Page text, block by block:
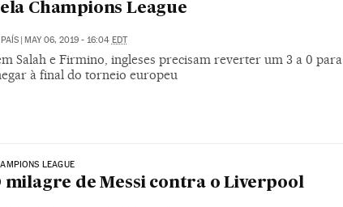
Champions League
MAY 06, 2019 - 16:04 EDT
Salah e Firmino, ingleses precisam reverter um 3 a 0 para
à final do torneio europeu
LEAGUE
milagre de Messi contra o Liverpool